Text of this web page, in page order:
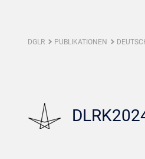
DGLR PUBLIKATIONEN